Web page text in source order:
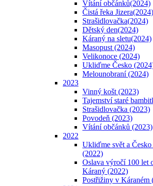
Vítání občánků(2024)
Čistá řeka Jizera(2024)
Strašidlovačka(2024)
Dětský den(2024)
Káraný na sletu(2024)
Masopust (2024)
Velikonoce (2024)
Ukliďme Česko
Melounobraní (2024)
2023
Vinný košt (2023)
Tajemství staré
Strašidlovačka (2023)
Povodeň (2023)
Vítání občánků (2023)
2022
Ukliďme svět a
(2022)
Oslava výročí 100 let
Káraný (2022)
Postřižiny v Káraném